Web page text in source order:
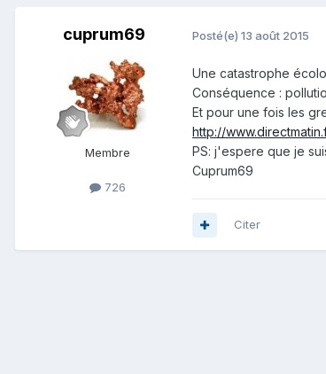
cuprum69
Membre
726
Posté(e) 13 août 2015
Une catastrophe
Conséquence :
Et pour une fois les
http://
PS: j'espere que je
Cuprum69
Citer